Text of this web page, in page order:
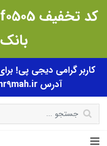
کاربر گرامی دیجی پی!
آدرس mehr9mah.ir مراجعه فرمایید.